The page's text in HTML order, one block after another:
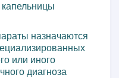
назначаются
или иного
диагноза